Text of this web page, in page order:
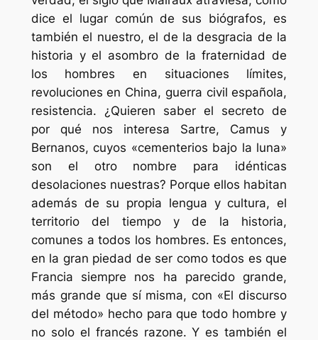
dice el lugar común de sus biógrafos, es
también el nuestro, el de la desgracia de la
historia y el asombro de la fraternidad de
los hombres en situaciones límites,
revoluciones en China, guerra civil española,
resistencia. ¿Quieren saber el secreto de
por qué nos interesa Sartre, Camus y
Bernanos, cuyos «cementerios bajo la luna»
son el otro nombre para idénticas
desolaciones nuestras? Porque ellos habitan
además de su propia lengua y cultura, el
territorio del tiempo y de la historia,
comunes a todos los hombres. Es entonces,
en la gran piedad de ser como todos es que
Francia siempre nos ha parecido grande,
más grande que sí misma, con «El discurso
del método» hecho para que todo hombre y
no solo el francés razone. Y es también el